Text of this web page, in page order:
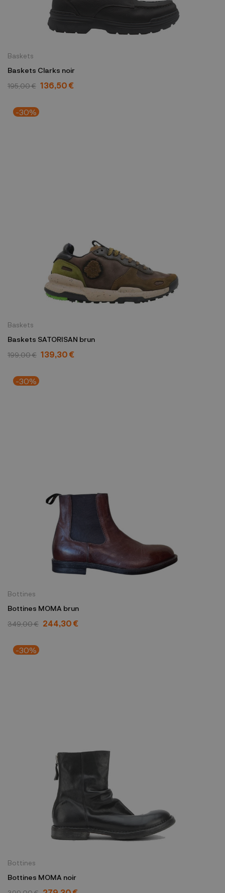
Baskets
Baskets Clarks noir
195,00 € 136,50 €
-30%
Baskets
Baskets SATORISAN brun
199,00 € 139,30 €
-30%
Bottines
Bottines MOMA brun
349,00 € 244,30 €
-30%
Bottines
Bottines MOMA noir